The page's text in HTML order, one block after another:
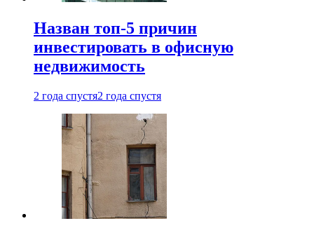
Назван топ-5 причин
инвестировать в офисную
недвижимость
2 года спустя2 года спустя